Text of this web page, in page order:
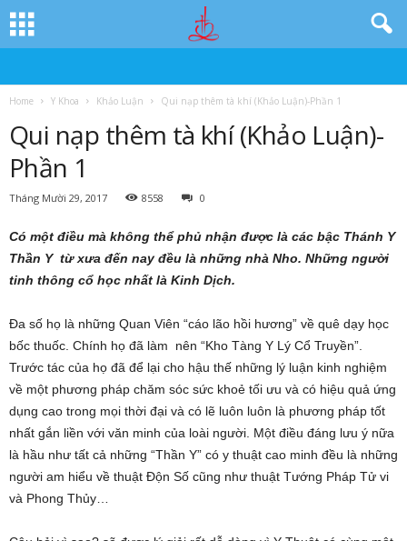
Home Y Khoa Khảo Luận Qui nạp thêm tà khí (Khảo Luận)-Phần 1
Qui nạp thêm tà khí (Khảo Luận)-
Phần 1
Tháng Mười 29, 2017 8558 0
Có một điều mà không thể phủ nhận được là các bậc Thánh Y
Thần Y từ xưa đến nay đều là những nhà Nho. Những người
tinh thông cổ học nhất là Kinh Dịch.
Đa số họ là những Quan Viên “cáo lão hồi hương” về quê dạy học
bốc thuốc. Chính họ đã làm nên “Kho Tàng Y Lý Cổ Truyền”.
Trước tác của họ đã để lại cho hậu thế những lý luận kinh nghiệm
về một phương pháp chăm sóc sức khoẻ tối ưu và có hiệu quả ứng
dụng cao trong mọi thời đại và có lẽ luôn luôn là phương pháp tốt
nhất gắn liền với văn minh của loài người. Một điều đáng lưu ý nữa
là hầu như tất cả những “Thần Y” có y thuật cao minh đều là những
người am hiểu về thuật Độn Số cũng như thuật Tướng Pháp Tử vi
và Phong Thủy…